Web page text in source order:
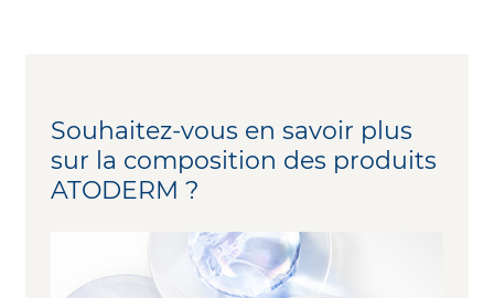
Souhaitez-vous en savoir plus
sur la composition des produits
ATODERM ?